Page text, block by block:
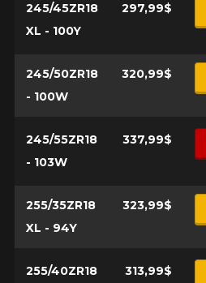
245/45ZR18
XL - 100Y
297,99$
245/50ZR18
- 100W
320,99$
245/55ZR18
- 103W
337,99$
255/35ZR18
XL - 94Y
323,99$
255/40ZR18
313,99$